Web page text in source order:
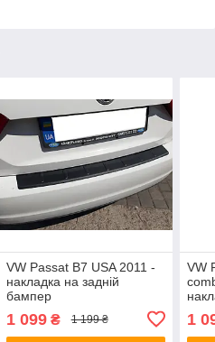
VW Passat B7 USA 2011 -
накладка на задній
бампер
1 099₴ 1 199 ₴
VW
1